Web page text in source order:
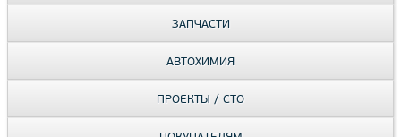
ЗАПЧАСТИ
АВТОХИМИЯ
ПРОЕКТЫ / СТО